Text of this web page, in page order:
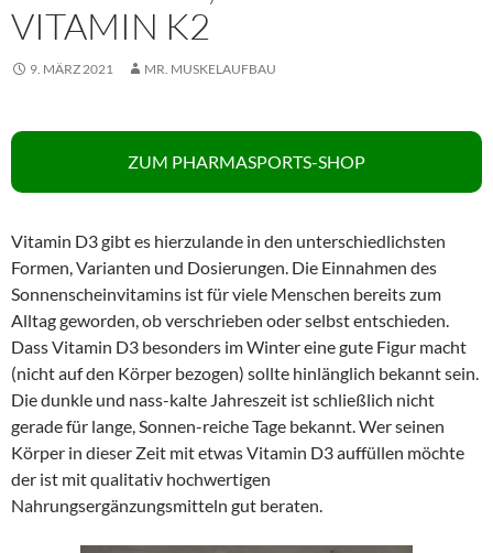
VITAMIN K2
9. MÄRZ 2021 MR. MUSKELAUFBAU
ZUM PHARMASPORTS-SHOP
Vitamin D3 gibt es hierzulande in den unterschiedlichsten
Formen, Varianten und Dosierungen. Die Einnahmen des
Sonnenscheinvitamins ist für viele Menschen bereits zum
Alltag geworden, ob verschrieben oder selbst entschieden.
Dass Vitamin D3 besonders im Winter eine gute Figur macht
(nicht auf den Körper bezogen) sollte hinlänglich bekannt sein.
Die dunkle und nass-kalte Jahreszeit ist schließlich nicht
gerade für lange, Sonnen-reiche Tage bekannt. Wer seinen
Körper in dieser Zeit mit etwas Vitamin D3 auffüllen möchte
der ist mit qualitativ hochwertigen
Nahrungsergänzungsmitteln gut beraten.